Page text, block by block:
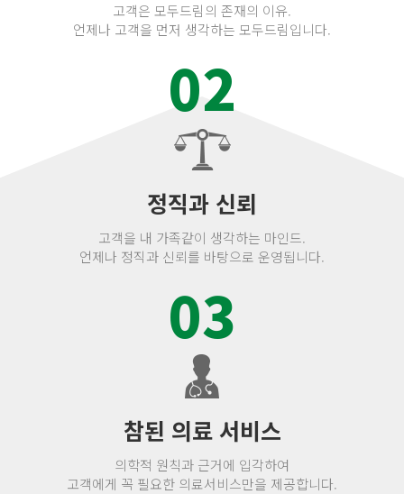
고객은 모두드림의 존재의 이유.
언제나 고객을 먼저 생각하는 모두드림입니다.
02
정직과 신뢰
고객을 내 가족같이 생각하는 마인드.
언제나 정직과 신뢰를 바탕으로 운영됩니다.
03
참된 의료 서비스
의학적 원칙과 근거에 입각하여
고객에게 꼭 필요한 의료서비스만을 제공합니다.